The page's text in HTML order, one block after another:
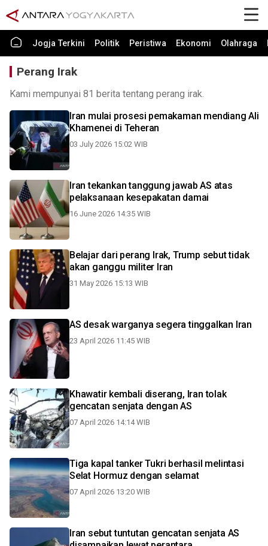
Jogja Terkini Politik Peristiwa Ekonomi Olahraga
Perang Irak
Kami mempunyai 81 berita tentang perang irak.
Iran mulai prosesi pemakaman mendiang Ali
Khamenei di Teheran
03 July 2026 15:02 WIB
Iran tekankan tanggung jawab AS atas
pelaksanaan kesepakatan damai
16 June 2026 14:35 WIB
Belajar dari perang Irak, Trump sebut tidak
akan ganggu militer Iran
31 May 2026 15:13 WIB
AS desak warganya segera tinggalkan Iran
23 April 2026 11:45 WIB
Khawatir kembali diserang, Iran tolak
gencatan senjata dengan AS
07 April 2026 14:14 WIB
Tiga kapal tanker Tukri berhasil melintasi
Selat Hormuz dengan selamat
07 April 2026 13:20 WIB
Iran sebut tuntutan gencatan senjata AS